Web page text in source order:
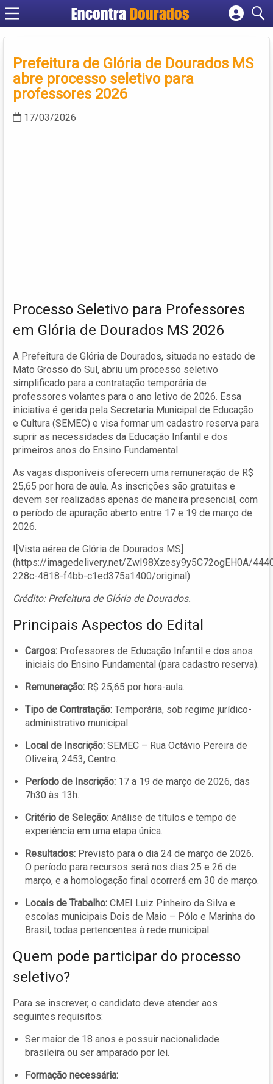
EncontraDourados
Cadastrar empresa
Criar conta
Prefeitura de Glória de Dourados MS
abre processo seletivo para
professores 2026
17/03/2026
Processo Seletivo para Professores
em Glória de Dourados MS 2026
A Prefeitura de Glória de Dourados, situada no estado de
Mato Grosso do Sul, abriu um processo seletivo
simplificado para a contratação temporária de
professores volantes para o ano letivo de 2026. Essa
iniciativa é gerida pela Secretaria Municipal de Educação
e Cultura (SEMEC) e visa formar um cadastro reserva para
suprir as necessidades da Educação Infantil e dos
primeiros anos do Ensino Fundamental.
As vagas disponíveis oferecem uma remuneração de R$
25,65 por hora de aula. As inscrições são gratuitas e
devem ser realizadas apenas de maneira presencial, com
o período de apuração aberto entre 17 e 19 de março de
2026.
![Vista aérea de Glória de Dourados MS]
(https://imagedelivery.net/ZwI98Xzesy9y5C72ogEH0A/
228c-4818-f4bb-c1ed375a1400/original)
Crédito: Prefeitura de Glória de Dourados.
Principais Aspectos do Edital
Cargos: Professores de Educação Infantil e dos anos
iniciais do Ensino Fundamental (para cadastro reserva).
Remuneração: R$ 25,65 por hora-aula.
Tipo de Contratação: Temporária, sob regime jurídico-
administrativo municipal.
Local de Inscrição: SEMEC – Rua Octávio Pereira de
Oliveira, 2453, Centro.
Período de Inscrição: 17 a 19 de março de 2026, das
7h30 às 13h.
Critério de Seleção: Análise de títulos e tempo de
experiência em uma etapa única.
Resultados: Previsto para o dia 24 de março de 2026.
O período para recursos será nos dias 25 e 26 de
março, e a homologação final ocorrerá em 30 de março.
Locais de Trabalho: CMEI Luiz Pinheiro da Silva e
escolas municipais Dois de Maio – Pólo e Marinha do
Brasil, todas pertencentes à rede municipal.
Quem pode participar do processo
seletivo?
Para se inscrever, o candidato deve atender aos
seguintes requisitos:
Ser maior de 18 anos e possuir nacionalidade
brasileira ou ser amparado por lei.
Formação necessária: